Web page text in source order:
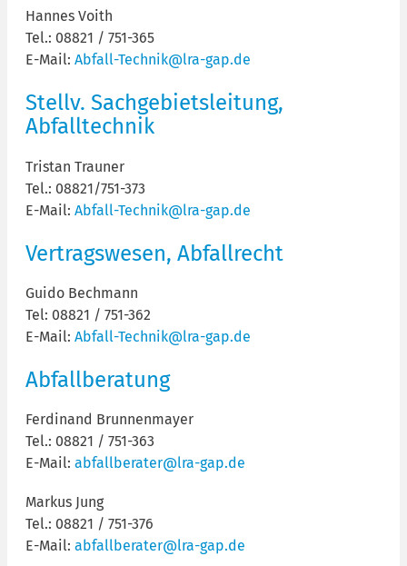
Hannes Voith
Tel.: 08821 / 751-365
E-Mail: Abfall-Technik@lra-gap.de
Stellv. Sachgebietsleitung,
Abfalltechnik
Tristan Trauner
Tel.: 08821/751-373
E-Mail: Abfall-Technik@lra-gap.de
Vertragswesen, Abfallrecht
Guido Bechmann
Tel: 08821 / 751-362
E-Mail: Abfall-Technik@lra-gap.de
Abfallberatung
Ferdinand Brunnenmayer
Tel.: 08821 / 751-363
E-Mail: abfallberater@lra-gap.de
Markus Jung
Tel.: 08821 / 751-376
E-Mail: abfallberater@lra-gap.de